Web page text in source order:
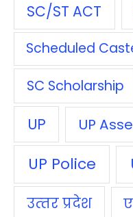
SC/ST ACT
Scheduled
SC Scholarship
UP UP
UP Police
उत्‍तर प्रदेश